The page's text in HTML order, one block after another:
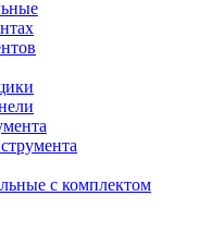
с комплектом